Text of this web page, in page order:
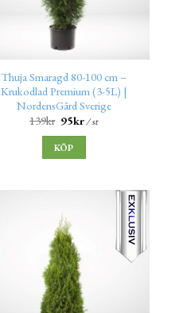
Thuja Smaragd 80-100 cm –
Krukodlad Premium (3-5L) |
NordensGård Sverige
139kr 95kr/ st
KÖP